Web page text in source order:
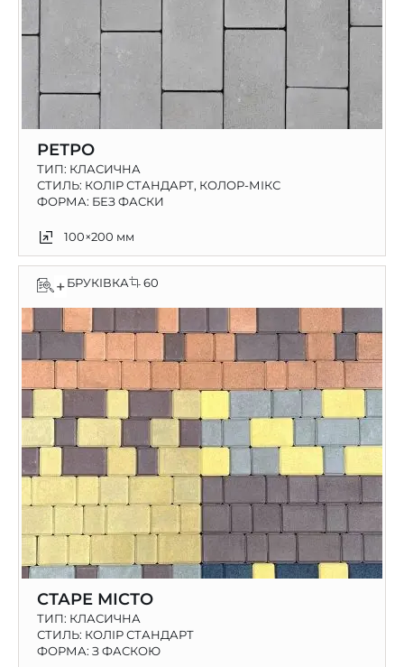
РЕТРО
ТИП: КЛАСИЧНА
СТИЛЬ: КОЛІР СТАНДАРТ, КОЛОР-МІКС
ФОРМА: БЕЗ ФАСКИ
100×200 мм
+ БРУКІВКА 60
СТАРЕ МІСТО
ТИП: КЛАСИЧНА
СТИЛЬ: КОЛІР СТАНДАРТ
ФОРМА: З ФАСКОЮ